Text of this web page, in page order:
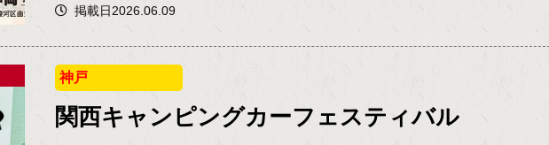
掲載日2026.06.09
神戸
関西キャンピングカーフェスティバル